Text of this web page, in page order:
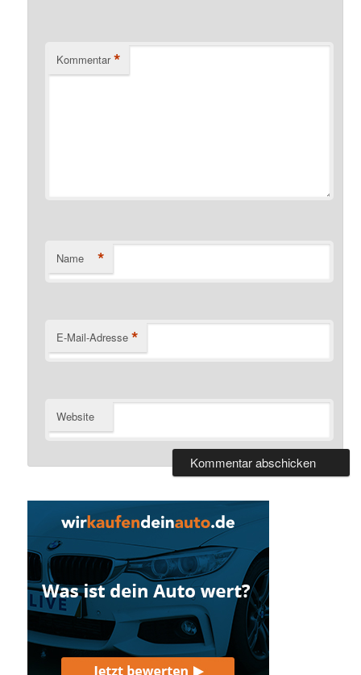
Kommentar *
Name *
E-Mail-Adresse *
Website